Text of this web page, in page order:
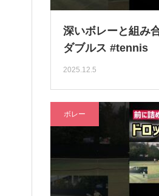
深いボレーと組み
ダブルス #tennis
2025.12.5
ボレー